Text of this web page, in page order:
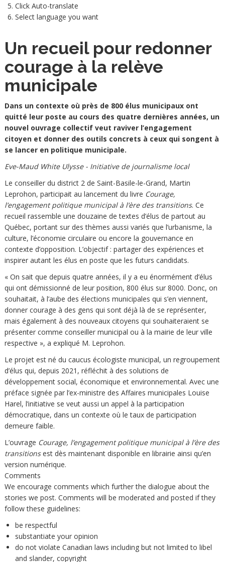
Click Auto-translate
Select language you want
Un recueil pour redonner
courage à la relève
municipale
Dans un contexte où près de 800 élus municipaux ont
quitté leur poste au cours des quatre dernières années, un
nouvel ouvrage collectif veut raviver l’engagement
citoyen et donner des outils concrets à ceux qui songent à
se lancer en politique municipale.
Eve-Maud White Ulysse - Initiative de journalisme local
Le conseiller du district 2 de Saint-Basile-le-Grand, Martin
Leprohon, participait au lancement du livre Courage,
l’engagement politique municipal à l’ère des transitions. Ce
recueil rassemble une douzaine de textes d’élus de partout au
Québec, portant sur des thèmes aussi variés que l’urbanisme, la
culture, l’économie circulaire ou encore la gouvernance en
contexte d’opposition. L’objectif : partager des expériences et
inspirer autant les élus en poste que les futurs candidats.
« On sait que depuis quatre années, il y a eu énormément d’élus
qui ont démissionné de leur position, 800 élus sur 8000. Donc, on
souhaitait, à l’aube des élections municipales qui s’en viennent,
donner courage à des gens qui sont déjà là de se représenter,
mais également à des nouveaux citoyens qui souhaiteraient se
présenter comme conseiller municipal ou à la mairie de leur ville
respective », a expliqué M. Leprohon.
Le projet est né du caucus écologiste municipal, un regroupement
d’élus qui, depuis 2021, réfléchit à des solutions de
développement social, économique et environnemental. Avec une
préface signée par l’ex-ministre des Affaires municipales Louise
Harel, l’initiative se veut aussi un appel à la participation
démocratique, dans un contexte où le taux de participation
demeure faible.
L’ouvrage Courage, l’engagement politique municipal à l’ère des
transitionsest dès maintenant disponible en librairie ainsi qu’en
version numérique.
Comments
We encourage comments which further the dialogue about the
stories we post. Comments will be moderated and posted if they
follow these guidelines:
be respectful
substantiate your opinion
do not violate Canadian laws including but not limited to libel
and slander, copyright